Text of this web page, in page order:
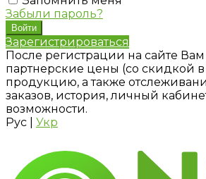
Забыли пароль?
Зарегистрироваться
После регистрации на сайте Вам
партнерские цены (со скидкой в
продукцию, а также
заказов, история, личный
возможности.
Рус
Укр